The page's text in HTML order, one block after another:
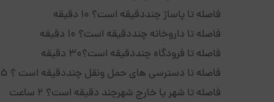
فاصله تا پاساژ چنددقیقه است؟ 10 دقیقه
فاصله تا داروخانه چنددقیقه است؟ 10 دقیقه
فاصله تا فرودگاه چنددقیقه است؟30 دقیقه
فاصله تا دسترسی های حمل ونقل چنددقیقه است ؟ 5 دقیقه
فاصله تا شهر یا خارج شهرچند دقیقه است؟ 2 ساعت